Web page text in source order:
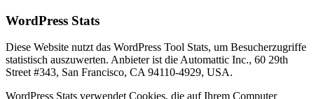
WordPress Stats
Diese Website nutzt das WordPress Tool Stats, um Besucherzugriffe
statistisch auszuwerten. Anbieter ist die Automattic Inc., 60 29th
Street #343, San Francisco, CA 94110-4929, USA.
WordPress Stats verwendet Cookies, die auf Ihrem Computer